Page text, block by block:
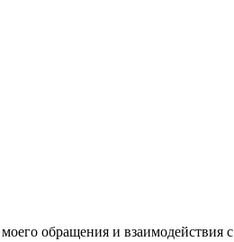
обращения и взаимодействия